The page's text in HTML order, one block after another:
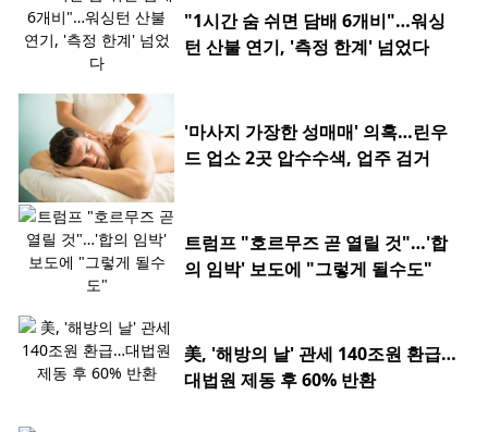
"1시간 숨 쉬면 담배 6개비"…워싱
턴 산불 연기, '측정 한계' 넘었다
'마사지 가장한 성매매' 의혹…린우
드 업소 2곳 압수수색, 업주 검거
트럼프 "호르무즈 곧 열릴 것"…'합
의 임박' 보도에 "그렇게 될수도"
美, '해방의 날' 관세 140조원 환급…
대법원 제동 후 60% 반환